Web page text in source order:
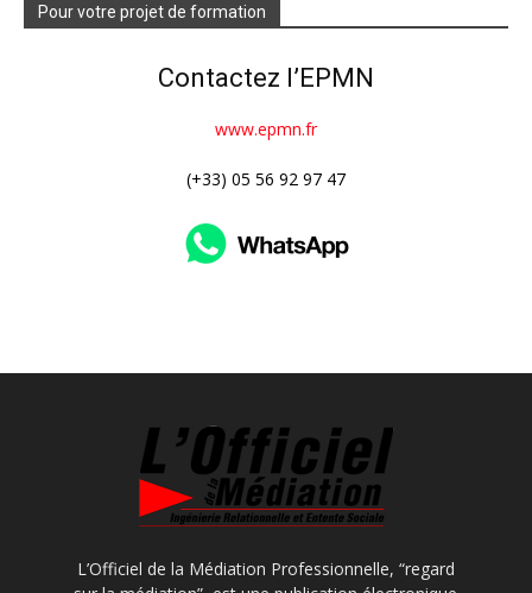
Pour votre projet de formation
Contactez l’EPMN
www.epmn.fr
(+33) 05 56 92 97 47
L’Officiel de la Médiation Professionnelle, “regard